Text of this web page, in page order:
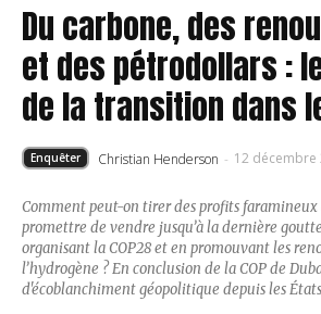
Du carbone, des
et des pétrodollars :
de la transition dans
Enquêter Christian Henderson - 12 décembre
Comment peut-on tirer des profits faramineux
promettre de vendre jusqu’à la dernière
organisant la COP28 et en promouvant les
l’hydrogène ? En conclusion de la COP de
d'écoblanchiment géopolitique depuis les